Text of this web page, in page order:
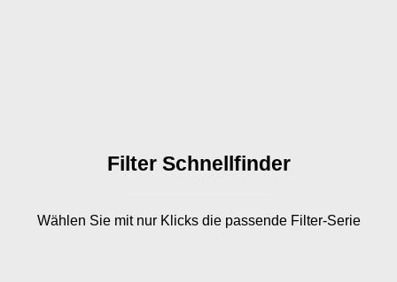
Filter Schnellfinder
Wählen Sie mit nur Klicks die passende Filter-Serie